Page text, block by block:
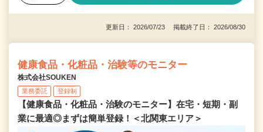
更新日： 2026/07/23 掲載終了日： 2026/08/30
健康食品・化粧品・治験等のモニター
株式会社SOUKEN
業務委託 登録制
【健康食品・化粧品・治験のモニター】在宅・短期・副
業に最適◎まずは簡単登録！＜北関東エリア＞